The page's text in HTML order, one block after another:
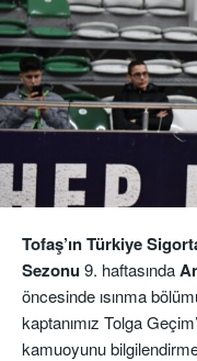
Tofaş’ın Türkiye
Sezonu9. haftasında
öncesinde ısınma
kaptanımız Tolga
kamuoyunu